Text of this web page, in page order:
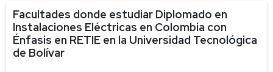
Facultades donde estudiar Diplomado en
Instalaciones Eléctricas en Colombia con
Énfasis en RETIE en la Universidad Tecnológica
de Bolívar